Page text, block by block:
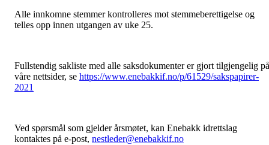
Alle innkomne stemmer kontrolleres mot stemmeberettigelse og
telles opp innen utgangen av uke 25.
Fullstendig sakliste med alle saksdokumenter er gjort tilgjengelig på
våre nettsider, se https://www.enebakkif.no/p/61529/sakspapirer-
2021
Ved spørsmål som gjelder årsmøtet, kan Enebakk idrettslag
kontaktes på e-post, nestleder@enebakkif.no